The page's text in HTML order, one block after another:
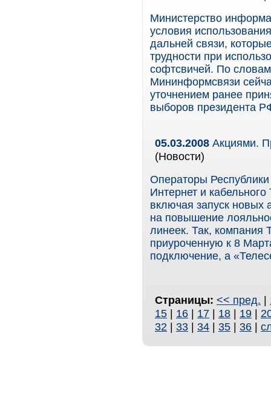
Министерство
условия
дальней связи,
трудности при
софтсвичей. По словам
Мининформсвязи
уточнением ранее
выборов президента
05.03.2008 Акциями.
(Новости)
Операторы
Интернет и
включая запуск новых
на повышение
линеек. Так, компания
приуроченную к 8
подключение, а
Страницы: << пред. |
15 | 16 | 17 | 18 | 19 |
32 | 33 | 34 | 35 | 36 |